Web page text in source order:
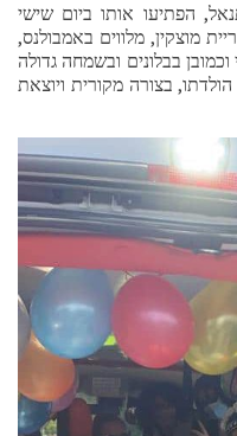
הפתיעו אותו ביום שישי
מוצקין, מלווים באמבולנס,
בבלונים ובשמחה גדולה
בצורה מקורית ויוצאת